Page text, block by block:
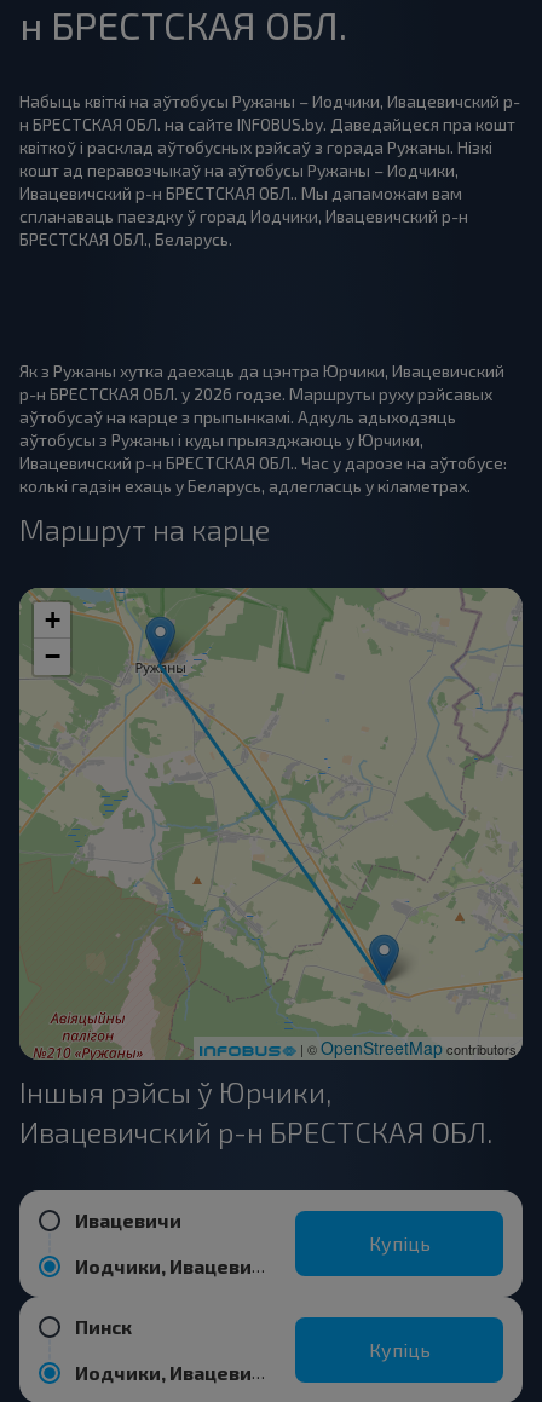
н БРЕСТСКАЯ ОБЛ.
Набыць квіткі на аўтобусы Ружаны – Иодчики, Ивацевичский р-
н БРЕСТСКАЯ ОБЛ. на сайте INFOBUS.by. Даведайцеся пра кошт
квіткоў і расклад аўтобусных рэйсаў з горада Ружаны. Нізкі
кошт ад перавозчыкаў на аўтобусы Ружаны – Иодчики,
Ивацевичский р-н БРЕСТСКАЯ ОБЛ.. Мы дапаможам вам
спланаваць паездку ў горад Иодчики, Ивацевичский р-н
БРЕСТСКАЯ ОБЛ., Беларусь.
Як з Ружаны хутка даехаць да цэнтра Юрчики, Ивацевичский
р-н БРЕСТСКАЯ ОБЛ. у 2026 годзе. Маршруты руху рэйсавых
аўтобусаў на карце з прыпынкамі. Адкуль адыходзяць
аўтобусы з Ружаны і куды прыязджаюць у Юрчики,
Ивацевичский р-н БРЕСТСКАЯ ОБЛ.. Час у дарозе на аўтобусе:
колькі гадзін ехаць у Беларусь, адлегласць у кіламетрах.
Маршрут на карце
+
−
| ©OpenStreetMapcontributors
Іншыя рэйсы ў Юрчики,
Ивацевичский р-н БРЕСТСКАЯ ОБЛ.
Ивацевичи
Иодчики, Ивацевичский р-н БРЕСТСКАЯ ОБЛ.
Купіць
Пинск
Иодчики, Ивацевичский р-н БРЕСТСКАЯ ОБЛ.
Купіць